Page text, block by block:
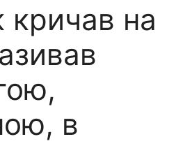
кричав на
в